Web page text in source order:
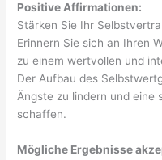
Positive Affirmationen:
Stärken Sie Ihr
Erinnern Sie sich an Ihren
zu einem wertvollen und
Der Aufbau des
Ängste zu lindern und eine
schaffen.
Mögliche Ergebnisse